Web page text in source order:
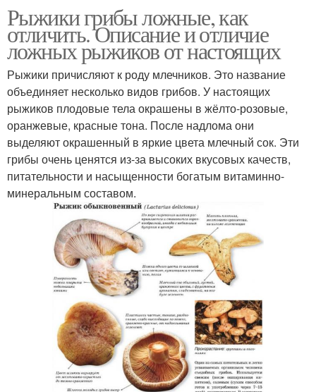
Рыжики грибы ложные, как
отличить. Описание и отличие
ложных рыжиков от настоящих
Рыжики причисляют к роду млечников. Это название
объединяет несколько видов грибов. У настоящих
рыжиков плодовые тела окрашены в жёлто-розовые,
оранжевые, красные тона. После надлома они
выделяют окрашенный в яркие цвета млечный сок. Эти
грибы очень ценятся из-за высоких вкусовых качеств,
питательности и насыщенности богатым витаминно-
минеральным составом.